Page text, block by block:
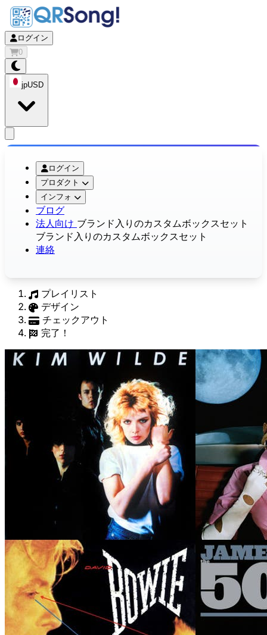
ログイン
0
jpUSD
ログイン
プロダクト
インフォ
ブログ
法人向け ブランド入りのカスタムボックスセット
ブランド入りのカスタムボックスセット
連絡
プレイリスト
デザイン
チェックアウト
完了！